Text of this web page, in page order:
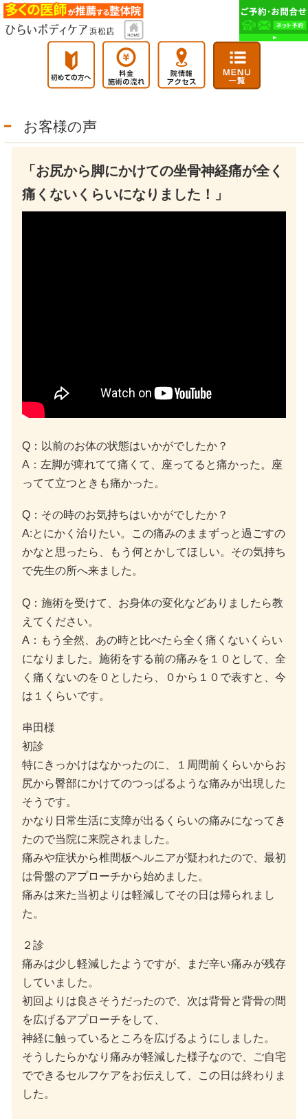
お客様の声
「お尻から脚にかけての坐骨神経痛が全く
痛くないくらいになりました！」
Q：以前のお体の状態はいかがでしたか？
A：左脚が痺れてて痛くて、座ってると痛かった。座
ってて立つときも痛かった。
Q：その時のお気持ちはいかがでしたか？
A:とにかく治りたい。この痛みのままずっと過ごすの
かなと思ったら、もう何とかしてほしい。その気持ち
で先生の所へ来ました。
Q：施術を受けて、お身体の変化などありましたら教
えてください。
A：もう全然、あの時と比べたら全く痛くないくらい
になりました。施術をする前の痛みを１０として、全
く痛くないのを０としたら、０から１０で表すと、今
は１くらいです。
串田様
初診
特にきっかけはなかったのに、１周間前くらいからお
尻から臀部にかけてのつっぱるような痛みが出現した
そうです。
かなり日常生活に支障が出るくらいの痛みになってき
たので当院に来院されました。
痛みや症状から椎間板ヘルニアが疑われたので、最初
は骨盤のアプローチから始めました。
痛みは来た当初よりは軽減してその日は帰られまし
た。
２診
痛みは少し軽減したようですが、まだ辛い痛みが残存
していました。
初回よりは良さそうだったので、次は背骨と背骨の間
を広げるアプローチをして、
神経に触っているところを広げるようにしました。
そうしたらかなり痛みが軽減した様子なので、ご自宅
でできるセルフケアをお伝えして、この日は終わりま
した。